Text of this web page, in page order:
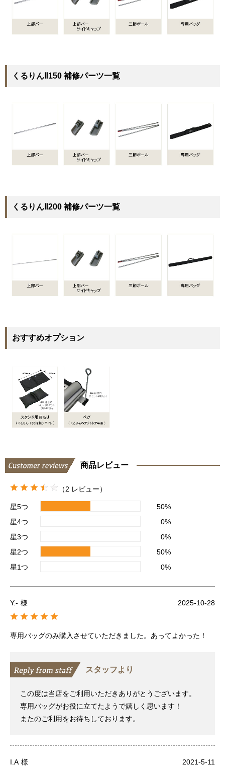
くるりんⅡ150 補修パーツ一覧
くるりんⅡ200 補修パーツ一覧
おすすめオプション
商品レビュー
（2 レビュー）
星5つ
50%
星4つ
0%
星3つ
0%
星2つ
50%
星1つ
0%
Y.- 様 2025-10-28
専用バッグのみ購入させていただきました。あってよかった！
スタッフより
この度は当店をご利用いただきありがとうございます。
専用バッグがお役に立てたようで嬉しく思います！
またのご利用をお待ちしております。
I.A 様 2021-5-11